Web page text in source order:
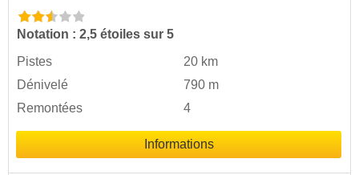
Notation : 2,5 étoiles sur 5
Pistes
20 km
Dénivelé
790 m
Remontées
4
Informations